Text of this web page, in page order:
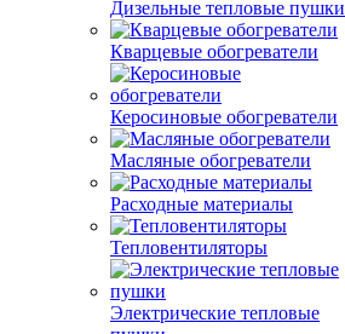
Дизельные тепловые пушки
Кварцевые обогреватели
Керосиновые обогреватели
Масляные обогреватели
Расходные материалы
Тепловентиляторы
Электрические тепловые